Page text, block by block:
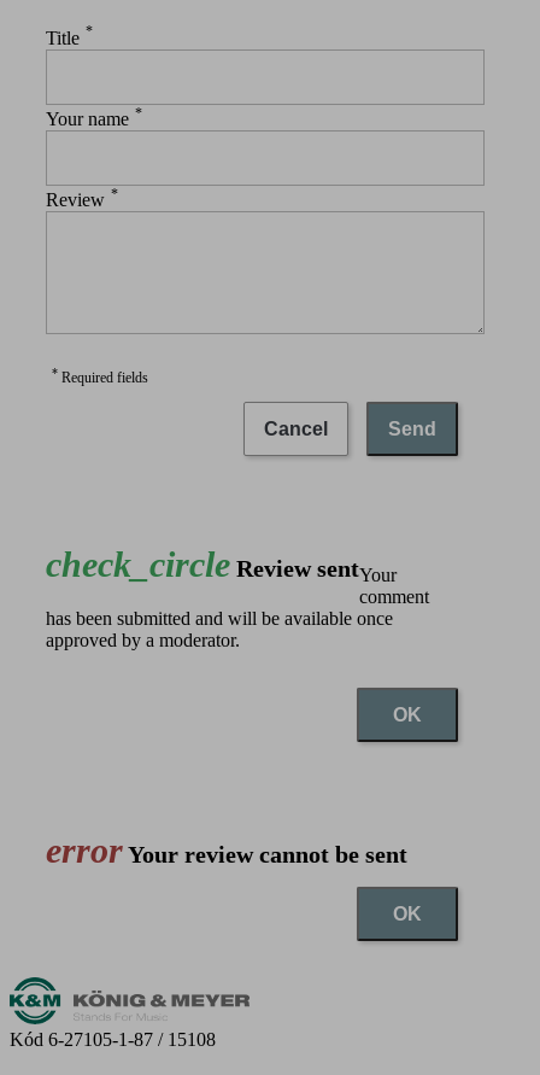
Title *
Your name *
Review *
* Required fields
Cancel Send
check_circle Review sentYour
comment
has been submitted and will be available once
approved by a moderator.
OK
errorYour review cannot be sent
OK
Kód 6-27105-1-87 / 15108